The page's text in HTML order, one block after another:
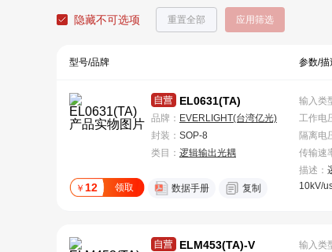
Orient(奥伦德)
隐藏不可选项 重置全部 应用筛选
型号/品牌 参数/描
EL0631(TA)
品牌： EVERLIGHT(台湾亿光)
封装： SOP-8
类目： 逻辑输出光耦
￥ 12 领取 数据手册 复制
输入类
工作电
传输速
描述：
10kV/
ELM453(TA)-V 输入类